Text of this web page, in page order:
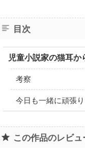
目次
児童小説家の猫耳か
考察
今日も一緒に頑張り
この作品のレビュ